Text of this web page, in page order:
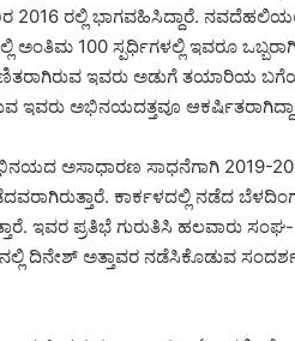
2016 ರಲ್ಲಿ ಭಾಗವಹಿಸಿದ್ದಾರೆ‌.
ಅಂತಿಮ 100 ಸ್ಪರ್ಧಿಗಳಲ್ಲಿ ಇವರೂ
ಇವರು ಅಡುಗೆ ತಯಾರಿಯ
ಇವರು ಅಭಿನಯದತ್ತವೂ
ಅಸಾಧಾರಣ ಸಾಧನೆಗಾಗಿ 2019-
ಕಾರ್ಕಳದಲ್ಲಿ ನಡೆದ
ಇವರ ಪ್ರತಿಭೆ ಗುರುತಿಸಿ ಹಲವಾರು ಸಂಘ-
ದಿನೇಶ್ ಅತ್ತಾವರ ನಡೆಸಿಕೊಡುವ